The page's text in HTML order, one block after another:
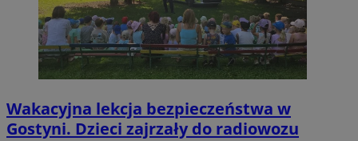
Wakacyjna lekcja bezpieczeństwa w
Gostyni. Dzieci zajrzały do radiowozu